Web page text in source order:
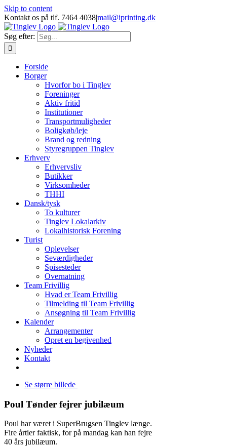
Skip to content
Kontakt os på tlf. 7464 4038|mail@iprinting.dk
Søg efter:
Forside
Borger
Hvorfor bo i Tinglev
Foreninger
Aktiv fritid
Institutioner
Transportmuligheder
Boligkøb/leje
Brand og redning
Styregruppen Tinglev
Erhverv
Erhvervsliv
Butikker
Virksomheder
THHI
Dansk/tysk
To kulturer
Tinglev Lokalarkiv
Lokalhistorisk Forening
Turist
Oplevelser
Seværdigheder
Spisesteder
Overnatning
Team Frivillig
Hvad er Team Frivillig
Tilmelding til Team Frivillig
Ansøgning til Team Frivillig
Kalender
Arrangementer
Opret en begivenhed
Nyheder
Kontakt
Se større billede
Poul Tønder fejrer jubilæum
Poul har været i SuperBrugsen Tinglev længe.
Fire årtier faktisk, for på mandag kan han fejre
40 års jubilæum.